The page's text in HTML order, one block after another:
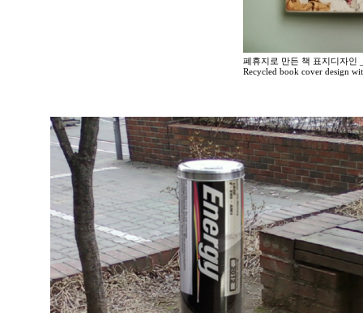
폐휴지로 만든 책 표지디자인
Recycled book cover design